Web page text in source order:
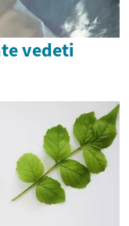
vedeti